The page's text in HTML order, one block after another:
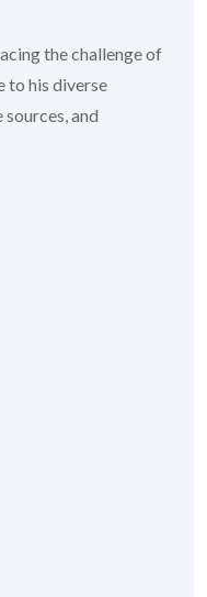
the challenge of
to his diverse
and